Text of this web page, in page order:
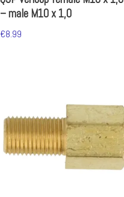
– male M10 x 1,0
€8.99